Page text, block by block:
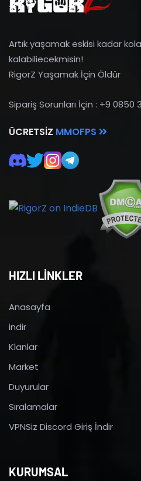
Artık yaşamak eskisi kadar
kalabiliecekmisin!
RigorZ Yaşamak İçin Öldür
Sipariş Sorunları İçin : +9 0850
ÜCRETSIZ MMOFPS
HIZLI LİNKLER
Anasayfa
indir
Klanlar
Market
Duyurular
Sıralamalar
VPNSiz Discord Giriş İndir
KURUMSAL